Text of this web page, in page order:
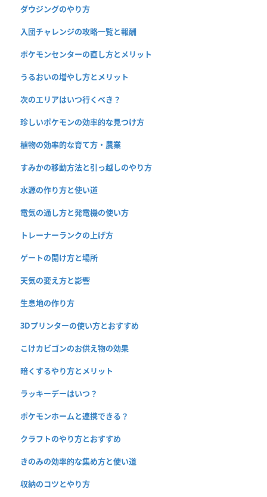
ダウジングのやり方
入団チャレンジの攻略一覧と報酬
ポケモンセンターの直し方とメリット
うるおいの増やし方とメリット
次のエリアはいつ行くべき？
珍しいポケモンの効率的な見つけ方
植物の効率的な育て方・農業
すみかの移動方法と引っ越しのやり方
水源の作り方と使い道
電気の通し方と発電機の使い方
トレーナーランクの上げ方
ゲートの開け方と場所
天気の変え方と影響
生息地の作り方
3Dプリンターの使い方とおすすめ
こけカビゴンのお供え物の効果
暗くするやり方とメリット
ラッキーデーはいつ？
ポケモンホームと連携できる？
クラフトのやり方とおすすめ
きのみの効率的な集め方と使い道
収納のコツとやり方